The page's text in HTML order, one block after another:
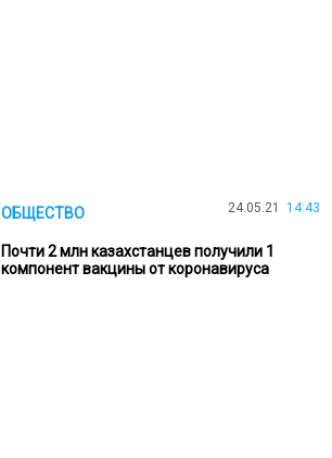
ОБЩЕСТВО 24.05.21 14:43
Почти 2 млн казахстанцев получили 1
компонент вакцины от коронавируса